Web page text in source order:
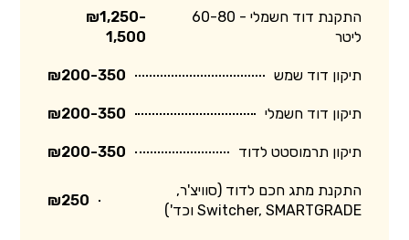
התקנת דוד חשמלי - 60-80
ליטר
₪1,250-
1,500
תיקון דוד שמש ₪200-350
תיקון דוד חשמלי ₪200-350
תיקון תרמוסטט לדוד ₪200-350
התקנת מתג חכם לדוד (סוויצ'ר,
Switcher, SMARTGRADE וכד')
₪250